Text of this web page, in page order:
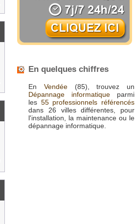
En quelques chiffres
En Vendée(85), trouvez un
Dépannage informatique parmi
les 55 professionnels référencés
dans 26 villes différentes, pour
l'installation, la maintenance ou le
dépannage informatique.